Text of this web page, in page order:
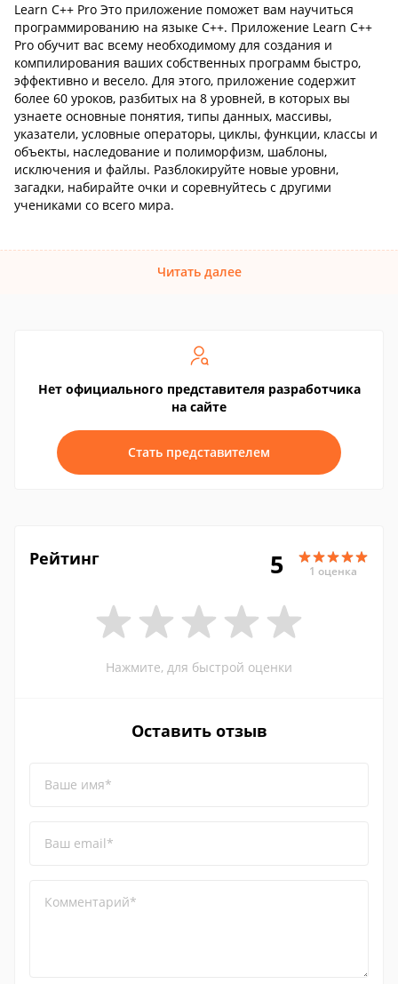
Learn C++ Pro Это приложение поможет вам научиться
программированию на языке C++. Приложение Learn C++
Pro обучит вас всему необходимому для создания и
компилирования ваших собственных программ быстро,
эффективно и весело. Для этого, приложение содержит
более 60 уроков, разбитых на 8 уровней, в которых вы
узнаете основные понятия, типы данных, массивы,
указатели, условные операторы, циклы, функции, классы и
объекты, наследование и полиморфизм, шаблоны,
исключения и файлы. Разблокируйте новые уровни,
загадки, набирайте очки и соревнуйтесь с другими
учениками со всего мира.
Читать далее
Нет официального представителя разработчика
на сайте
Стать представителем
Рейтинг 5 1 оценка
Нажмите, для быстрой оценки
Оставить отзыв
Ваше имя*
Ваш email*
Комментарий*